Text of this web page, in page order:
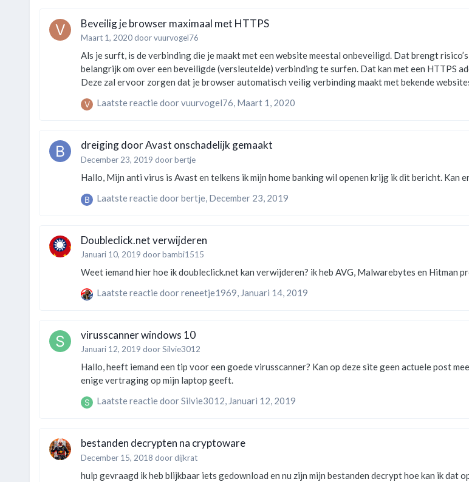
Beveilig je browser maximaal met HTTPS
Maart 1, 2020doorvuurvogel76
Als je surft, is de verbinding die je maakt met een website meestal onbeveiligd. Dat brengt
belangrijk om over een beveiligde (versleutelde) verbinding te surfen. Dat kan met een HTTPS add-on. Dagelijks gebruik Installeer de Firefox add-on HTTPS
Deze zal ervoor zorgen dat je browser automatisch veilig verbinding maakt met bekende
is dat ze HTTPS bieden. Soms staat een website niet in deze lijst, maar biedt de website wel
Laatste reactie doorvuurvogel76, Maart 1, 2020
dreiging door Avast onschadelijk gemaakt
December 23, 2019 doorbertje
Laatste reactie doorbertje, December 23, 2019
Doubleclick.net verwijderen
Januari 10, 2019 doorbambi1515
Weet iemand hier hoe ik doubleclick.net kan verwijderen? ik heb AVG, Malwarebytes en Hitman
Laatste reactie doorreneetje1969, Januari 14, 2019
virusscanner windows 10
Januari 12, 2019 doorSilvie3012
Hallo, heeft iemand een tip voor een goede virusscanner? Kan op deze site geen actuele post meer vinden. Heb nu norton met een pia VPN. Maar begrijp dat Norton toch
enige vertraging op mijn laptop geeft.
Laatste reactie doorSilvie3012, Januari 12, 2019
bestanden decrypten na cryptoware
December 15, 2018 doordijkrat
hulp gevraagd ik heb blijkbaar iets gedownload en nu zijn mijn bestanden decrypt hoe kan ik dat oplossen ---= GANDCRAB V5.0.4 =--- ***********************UNDER NO